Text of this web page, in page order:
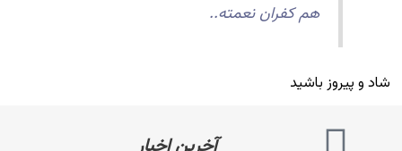
هم کفران نعمته..
شاد و پیروز باشید